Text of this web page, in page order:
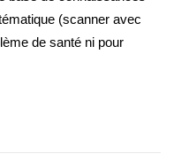
(scanner avec
de santé ni pour